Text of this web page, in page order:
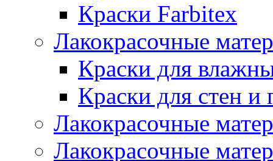
Краски Farbitex
Лакокрасочные
Краски для
Краски для стен и
Лакокрасочные
Лакокрасочные